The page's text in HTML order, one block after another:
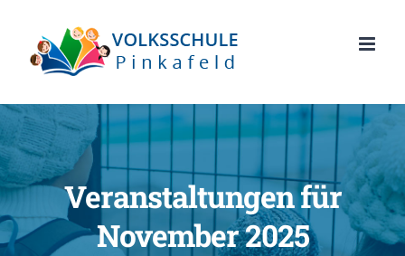
springen
Veranstaltungen für
November 2025